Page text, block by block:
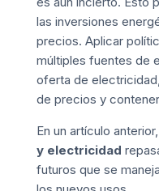
las inversiones
precios. Aplicar
múltiples fuentes de
oferta de
de precios y
En un artículo
y electricidad
futuros que se